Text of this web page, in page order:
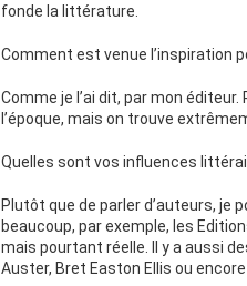
fonde la littérature.
Comment est venue l’inspiration
Comme je l’ai dit, par mon
l’époque, mais on trouve
Quelles sont vos influences
Plutôt que de parler d’auteurs, je
beaucoup, par exemple, les
mais pourtant réelle. Il y a aussi
Auster, Bret Easton Ellis ou